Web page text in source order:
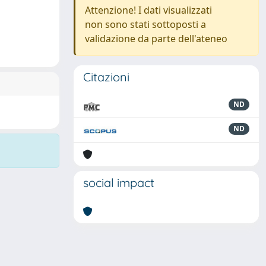
Attenzione! I dati visualizzati
non sono stati sottoposti a
validazione da parte dell'ateneo
Citazioni
ND
ND
social impact